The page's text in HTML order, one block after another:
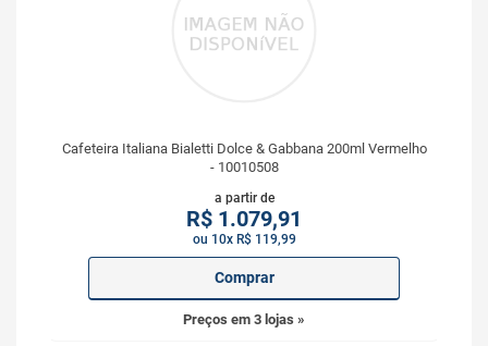
Cafeteira Italiana Bialetti Dolce & Gabbana 200ml Vermelho
- 10010508
a partir de
R$ 1.079,91
ou 10x R$ 119,99
Comprar
Preços em 3 lojas »